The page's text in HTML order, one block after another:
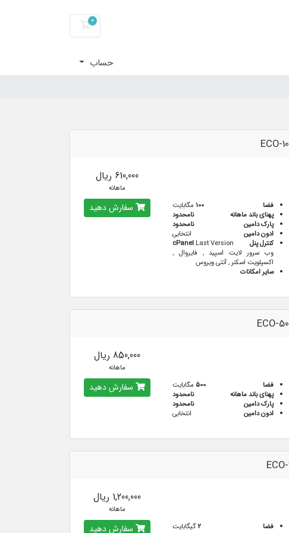
0
حساب
ECO-
100 مگابایت
فضا
نامحدود
پهنای باند ماهانه
نامحدود
پارک دامین
انتخابی
ادون دامین
cPanel Last Version
کنترل پنل
وب سرور لایت اسپید , فایروال ,
اکسپلویت اسکنر , آنتی ویروس
سایر امکانات
610,000 ریال
ماهانه
سفارش دهید
ECO-
500 مگابایت
فضا
نامحدود
پهنای باند ماهانه
نامحدود
پارک دامین
انتخابی
ادون دامین
850,000 ریال
ماهانه
سفارش دهید
2گیگابایت
فضا
1,200,000 ریال
ماهانه
سفارش دهید